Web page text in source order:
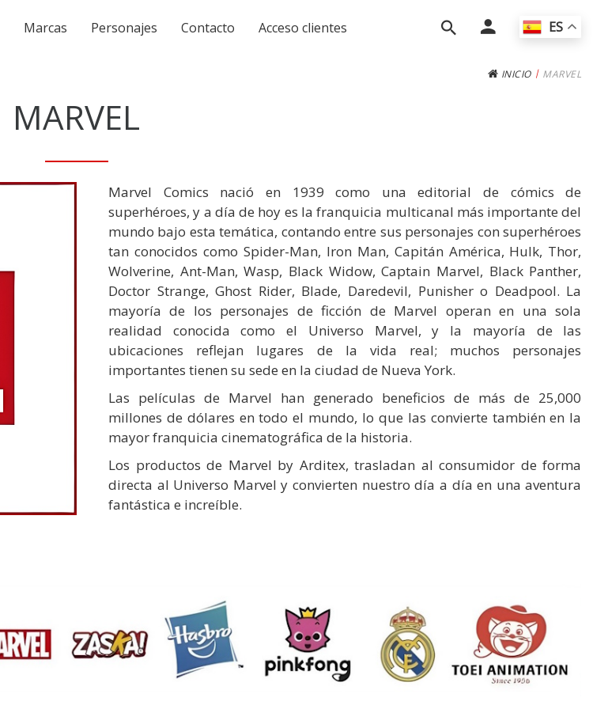
ES
Marcas Personajes Contacto Acceso clientes
INICIO | MARVEL
MARVEL
Marvel Comics nació en 1939 como una editorial de cómics de
superhéroes, y a día de hoy es la franquicia multicanal más importante del
mundo bajo esta temática, contando entre sus personajes con superhéroes
tan conocidos como Spider-Man, Iron Man, Capitán América, Hulk, Thor,
Wolverine, Ant-Man, Wasp, Black Widow, Captain Marvel, Black Panther,
Doctor Strange, Ghost Rider, Blade, Daredevil, Punisher o Deadpool. La
mayoría de los personajes de ficción de Marvel operan en una sola
realidad conocida como el Universo Marvel, y la mayoría de las
ubicaciones reflejan lugares de la vida real; muchos personajes
importantes tienen su sede en la ciudad de Nueva York.
Las películas de Marvel han generado beneficios de más de 25,000
millones de dólares en todo el mundo, lo que las convierte también en la
mayor franquicia cinematográfica de la historia.
Los productos de Marvel by Arditex, trasladan al consumidor de forma
directa al Universo Marvel y convierten nuestro día a día en una aventura
fantástica e increíble.